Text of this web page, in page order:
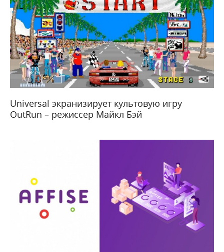
Universal экранизирует культовую игру
OutRun – режиссер Майкл Бэй